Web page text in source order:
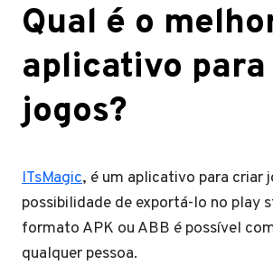
Qual é o
aplicativo
jogos?
ITsMagic, é um aplicativo para criar
possibilidade de exportá-lo no play
formato APK ou ABB é possível
qualquer pessoa.